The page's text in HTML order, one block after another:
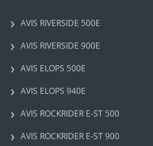
AVIS RIVERSIDE 500E
AVIS RIVERSIDE 900E
AVIS ELOPS 500E
AVIS ELOPS 940E
AVIS ROCKRIDER E-ST 500
AVIS ROCKRIDER E-ST 900